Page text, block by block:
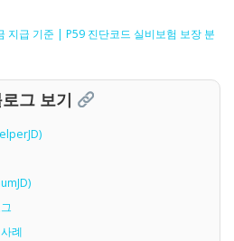
지급 기준 | P59 진단코드 실비보험 보장 분
그 보기
례